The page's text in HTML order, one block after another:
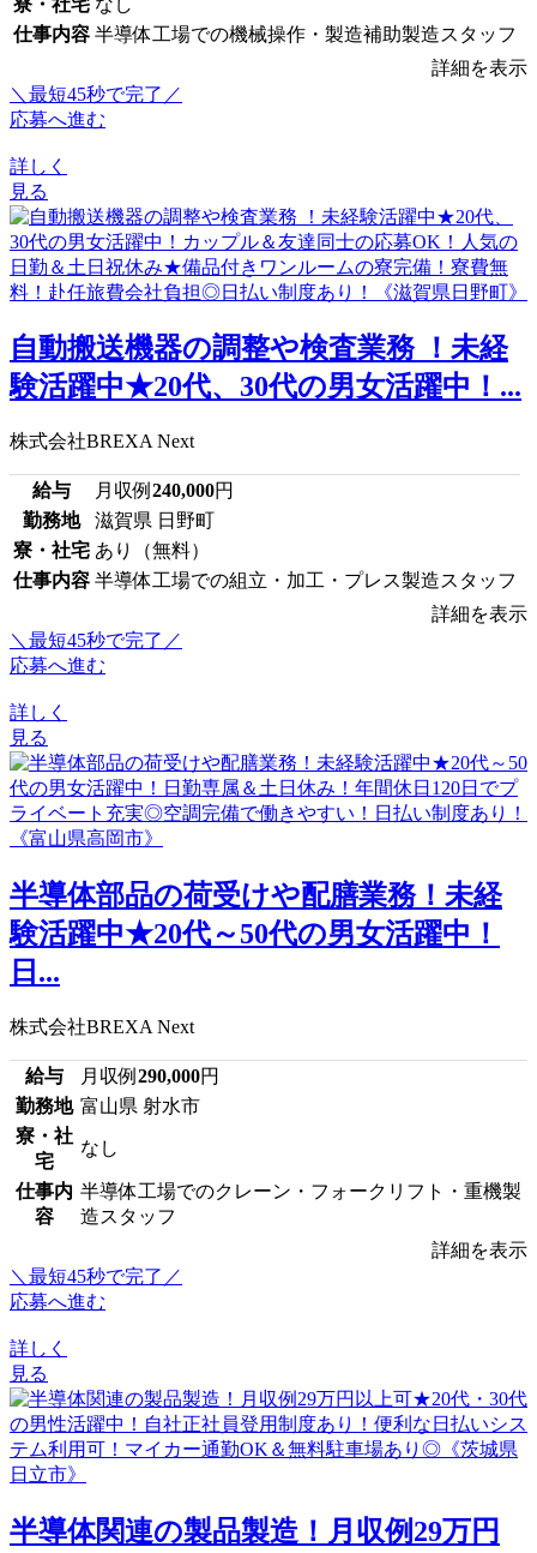
仕事内容 半導体工場での機械操作・製造補助製造スタッフ
詳細を表示
＼最短45秒で完了／
応募へ進む
詳しく
見る
自動搬送機器の調整や検査業務 ！未経
験活躍中★20代、30代の男女活躍中！...
株式会社BREXA Next
給与 月収例 240,000円
勤務地
滋賀県 日野町
寮・社宅 あり（無料）
仕事内容 半導体工場での組立・加工・プレス製造スタッフ
詳細を表示
＼最短45秒で完了／
応募へ進む
詳しく
見る
半導体部品の荷受けや配膳業務！未経
験活躍中★20代～50代の男女活躍中！
日...
株式会社BREXA Next
給与 月収例 290,000円
勤務地 富山県 射水市
寮・社
宅
なし
仕事内
容
半導体工場でのクレーン・フォークリフト・重機製
造スタッフ
詳細を表示
＼最短45秒で完了／
応募へ進む
詳しく
見る
半導体関連の製品製造！月収例29万円